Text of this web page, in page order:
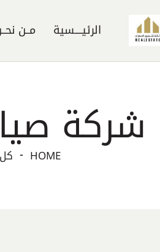
الرئيــــسية مــن
شركة HOME